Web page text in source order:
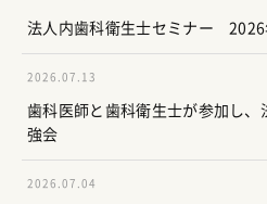
法人内歯科衛生士セミナー 2026
2026.07.13
歯科医師と歯科衛生士が参加し、
強会
2026.07.04